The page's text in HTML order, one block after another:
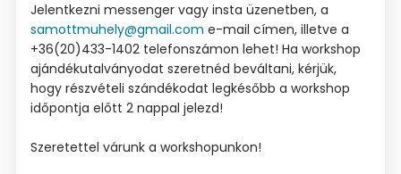
Jelentkezni messenger vagy insta üzenetben, a
samottmuhely@gmail.com e-mail címen, illetve a
+36(20)433-1402 telefonszámon lehet! Ha workshop
ajándékutalványodat szeretnéd beváltani, kérjük,
hogy részvételi szándékodat legkésőbb a workshop
időpontja előtt 2 nappal jelezd!
Szeretettel várunk a workshopunkon!